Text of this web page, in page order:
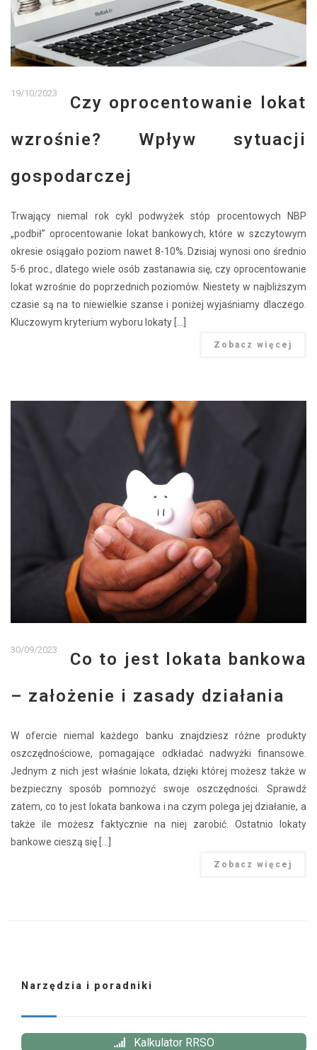
19/10/2023
Czy oprocentowanie lokat
wzrośnie? Wpływ sytuacji
gospodarczej
Trwający niemal rok cykl podwyżek stóp procentowych NBP
„podbił” oprocentowanie lokat bankowych, które w szczytowym
okresie osiągało poziom nawet 8-10%. Dzisiaj wynosi ono średnio
5-6 proc., dlatego wiele osób zastanawia się, czy oprocentowanie
lokat wzrośnie do poprzednich poziomów. Niestety w najbliższym
czasie są na to niewielkie szanse i poniżej wyjaśniamy dlaczego.
Kluczowym kryterium wyboru lokaty […]
Zobacz więcej
30/09/2023
Co to jest lokata bankowa
– założenie i zasady działania
W ofercie niemal każdego banku znajdziesz różne produkty
oszczędnościowe, pomagające odkładać nadwyżki finansowe.
Jednym z nich jest właśnie lokata, dzięki której możesz także w
bezpieczny sposób pomnożyć swoje oszczędności. Sprawdź
zatem, co to jest lokata bankowa i na czym polega jej działanie, a
także ile możesz faktycznie na niej zarobić. Ostatnio lokaty
bankowe cieszą się […]
Zobacz więcej
Narzędzia i poradniki
Kalkulator RRSO